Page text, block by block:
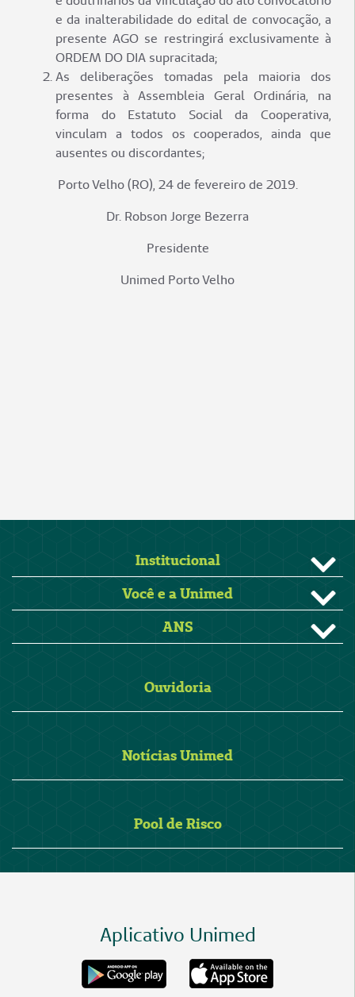
e da inalterabilidade do edital de convocação, a
presente AGO se restringirá exclusivamente à
ORDEM DO DIA supracitada;
As deliberações tomadas pela maioria dos
presentes à Assembleia Geral Ordinária, na
forma do Estatuto Social da Cooperativa,
vinculam a todos os cooperados, ainda que
ausentes ou discordantes;
Porto Velho (RO), 24 de fevereiro de 2019.
Dr. Robson Jorge Bezerra
Presidente
Unimed Porto Velho
Institucional
Você e a Unimed
ANS
Ouvidoria
Notícias Unimed
Pool de Risco
Aplicativo Unimed